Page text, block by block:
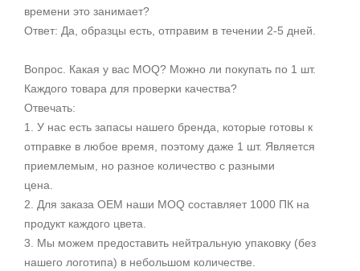
времени это занимает?
Ответ: Да, образцы есть, отправим в течении 2-5 дней.
Вопрос. Какая у вас MOQ? Можно ли покупать по 1 шт.
Каждого товара для проверки качества?
Отвечать:
1. У нас есть запасы нашего бренда, которые готовы к
отправке в любое время, поэтому даже 1 шт. Является
приемлемым, но разное количество с разными
цена.
2. Для заказа OEM наши MOQ составляет 1000 ПК на
продукт каждого цвета.
3. Мы можем предоставить нейтральную упаковку (без
нашего логотипа) в небольшом количестве.